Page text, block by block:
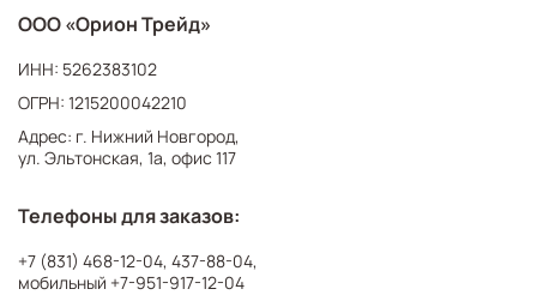
ООО «Орион Трейд»
ИНН: 5262383102
ОГРН: 1215200042210
Адрес: г. Нижний Новгород,
ул. Эльтонская, 1а, офис 117
Телефоны для заказов:
+7 (831) 468-12-04, 437-88-04,
мобильный +7-951-917-12-04